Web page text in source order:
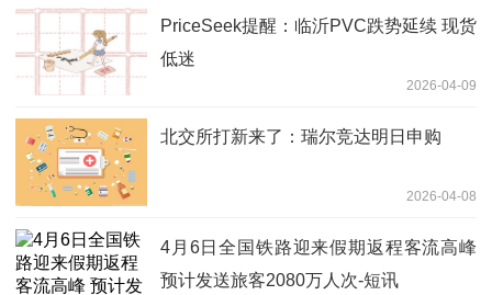
PriceSeek提醒：临沂PVC跌势延续 现货
低迷
2026-04-09
北交所打新来了：瑞尔竞达明日申购
2026-04-08
4月6日全国铁路迎来假期返程客流高峰
预计发送旅客2080万人次-短讯